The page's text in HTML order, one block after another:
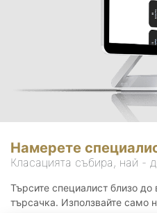
Намерете
Класацията събира, най -
Търсите специалист близо
търсачка. Използвайте само